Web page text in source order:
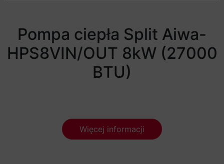
Pompa ciepła Split Aiwa-
HPS8VIN/OUT 8kW (27000
BTU)
Więcej informacji